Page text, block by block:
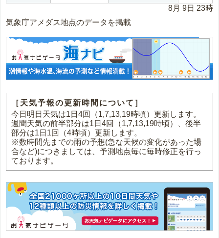
8月 9日 23時
気象庁アメダス地点のデータを掲載
［天気予報の更新時間について］
今日明日天気は1日4回（1,7,13,19時頃）更新します。
週間天気の前半部分は1日4回（1,7,13,19時頃）、後半
部分は1日1回（4時頃）更新します。
※数時間先までの雨の予想(急な天候の変化があった場
合など)につきましては、予測地点毎に毎時修正を行っ
ております。